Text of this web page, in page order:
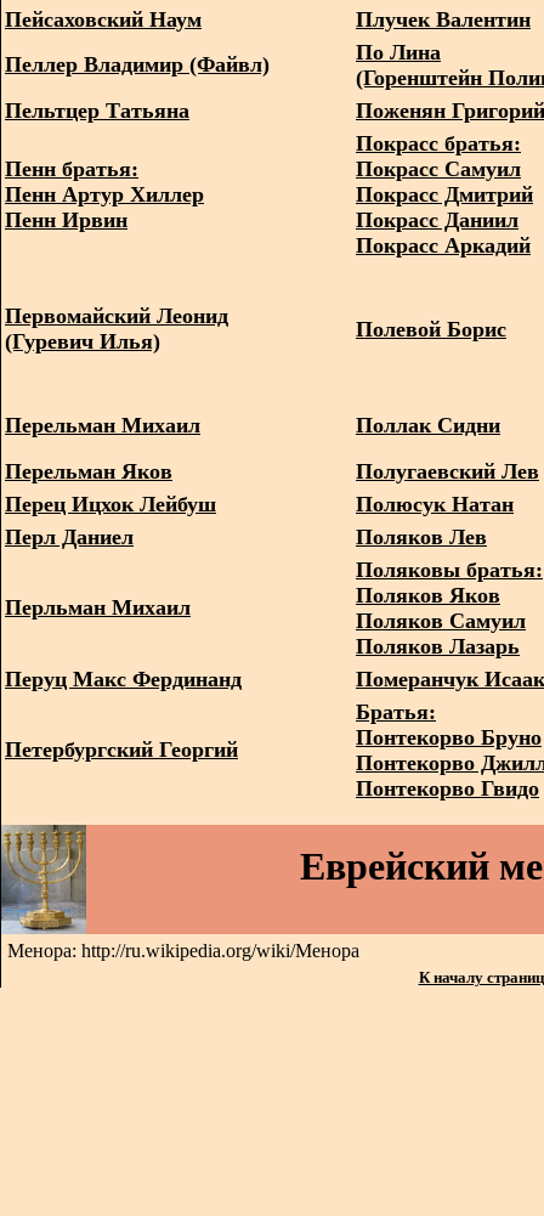
Пейсаховский Наум
Плучек Валентин
Пеллер Владимир (Файвл)
По Лина
(Горенштейн
Пельтцер Татьяна
Поженян Григорий
Пенн братья:
Пенн Артур Хиллер
Пенн Ирвин
Покрасс братья:
Покрасс Самуил
Покрасс Дмитрий
Покрасс Даниил
Покрасс Аркадий
Первомайский Леонид
(Гуревич Илья)
Полевой Борис
Перельман Михаил
Поллак Сидни
Перельман Яков
Полугаевский Лев
Перец Ицхок Лейбуш
Полюсук Натан
Перл Даниел
Поляков Лев
Перльман Михаил
Поляковы братья:
Поляков Яков
Поляков Самуил
Поляков Лазарь
Перуц Макс Фердинанд
Померанчук Исаак
Петербургский Георгий
Братья:
Понтекорво Бруно
Понтекорво
Понтекорво Гвидо
Еврейский
Менора: http://ru.wikipedia.org/wiki/Менора
К началу